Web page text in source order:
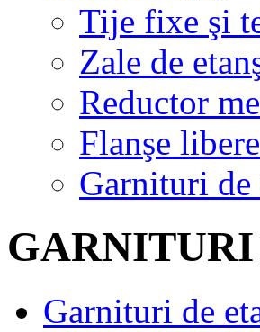
Tije fixe şi
Zale de
Reductor
Flanşe
Garnituri de
Garnituri de